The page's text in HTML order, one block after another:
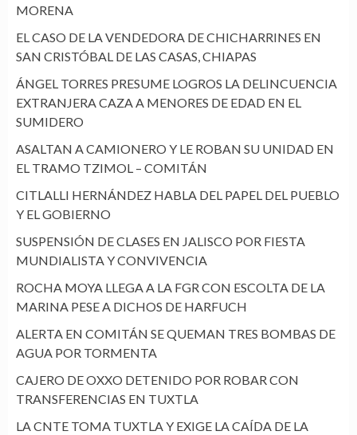
MORENA
EL CASO DE LA VENDEDORA DE CHICHARRINES EN
SAN CRISTÓBAL DE LAS CASAS, CHIAPAS
ÁNGEL TORRES PRESUME LOGROS LA DELINCUENCIA
EXTRANJERA CAZA A MENORES DE EDAD EN EL
SUMIDERO
ASALTAN A CAMIONERO Y LE ROBAN SU UNIDAD EN
EL TRAMO TZIMOL – COMITÁN
CITLALLI HERNÁNDEZ HABLA DEL PAPEL DEL PUEBLO
Y EL GOBIERNO
SUSPENSIÓN DE CLASES EN JALISCO POR FIESTA
MUNDIALISTA Y CONVIVENCIA
ROCHA MOYA LLEGA A LA FGR CON ESCOLTA DE LA
MARINA PESE A DICHOS DE HARFUCH
ALERTA EN COMITÁN SE QUEMAN TRES BOMBAS DE
AGUA POR TORMENTA
CAJERO DE OXXO DETENIDO POR ROBAR CON
TRANSFERENCIAS EN TUXTLA
LA CNTE TOMA TUXTLA Y EXIGE LA CAÍDA DE LA